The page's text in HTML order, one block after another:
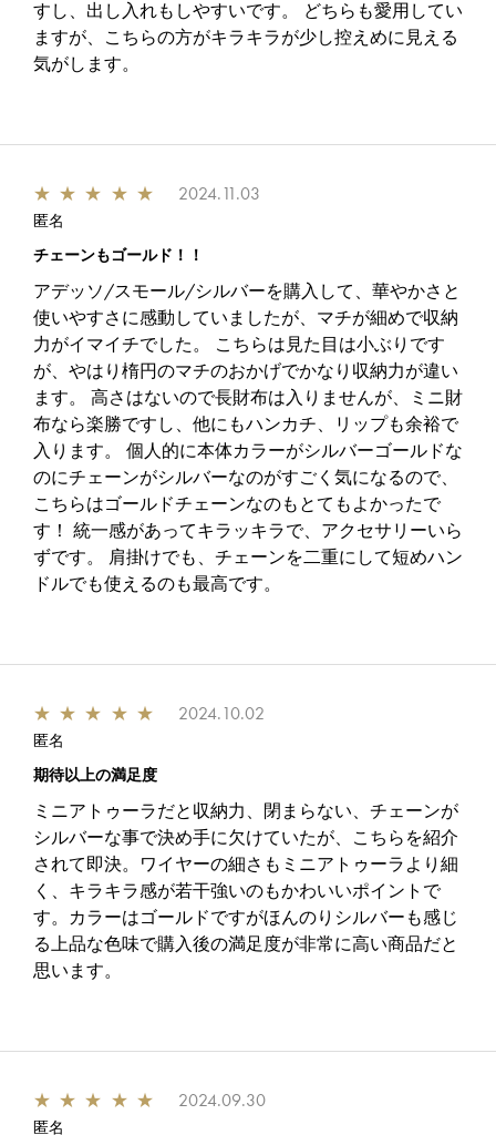
すし、出し入れもしやすいです。 どちらも愛用してい
ますが、こちらの方がキラキラが少し控えめに見える
気がします。
★ ★ ★ ★ ★ 2024.11.03
匿名
チェーンもゴールド！！
アデッソ/スモール/シルバーを購入して、華やかさと
使いやすさに感動していましたが、マチが細めで収納
力がイマイチでした。 こちらは見た目は小ぶりです
が、やはり楕円のマチのおかげでかなり収納力が違い
ます。 高さはないので長財布は入りませんが、ミニ財
布なら楽勝ですし、他にもハンカチ、リップも余裕で
入ります。 個人的に本体カラーがシルバーゴールドな
のにチェーンがシルバーなのがすごく気になるので、
こちらはゴールドチェーンなのもとてもよかったで
す！ 統一感があってキラッキラで、アクセサリーいら
ずです。 肩掛けでも、チェーンを二重にして短めハン
ドルでも使えるのも最高です。
★ ★ ★ ★ ★ 2024.10.02
匿名
期待以上の満足度
ミニアトゥーラだと収納力、閉まらない、チェーンが
シルバーな事で決め手に欠けていたが、こちらを紹介
されて即決。ワイヤーの細さもミニアトゥーラより細
く、キラキラ感が若干強いのもかわいいポイントで
す。カラーはゴールドですがほんのりシルバーも感じ
る上品な色味で購入後の満足度が非常に高い商品だと
思います。
★ ★ ★ ★ ★ 2024.09.30
匿名